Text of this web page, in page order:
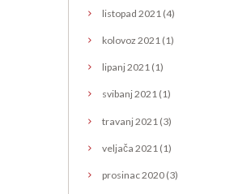
listopad 2021 (4)
kolovoz 2021(1)
lipanj2021(1)
svibanj2021(1)
travanj2021 (3)
veljača 2021 (1)
prosinac2020(3)